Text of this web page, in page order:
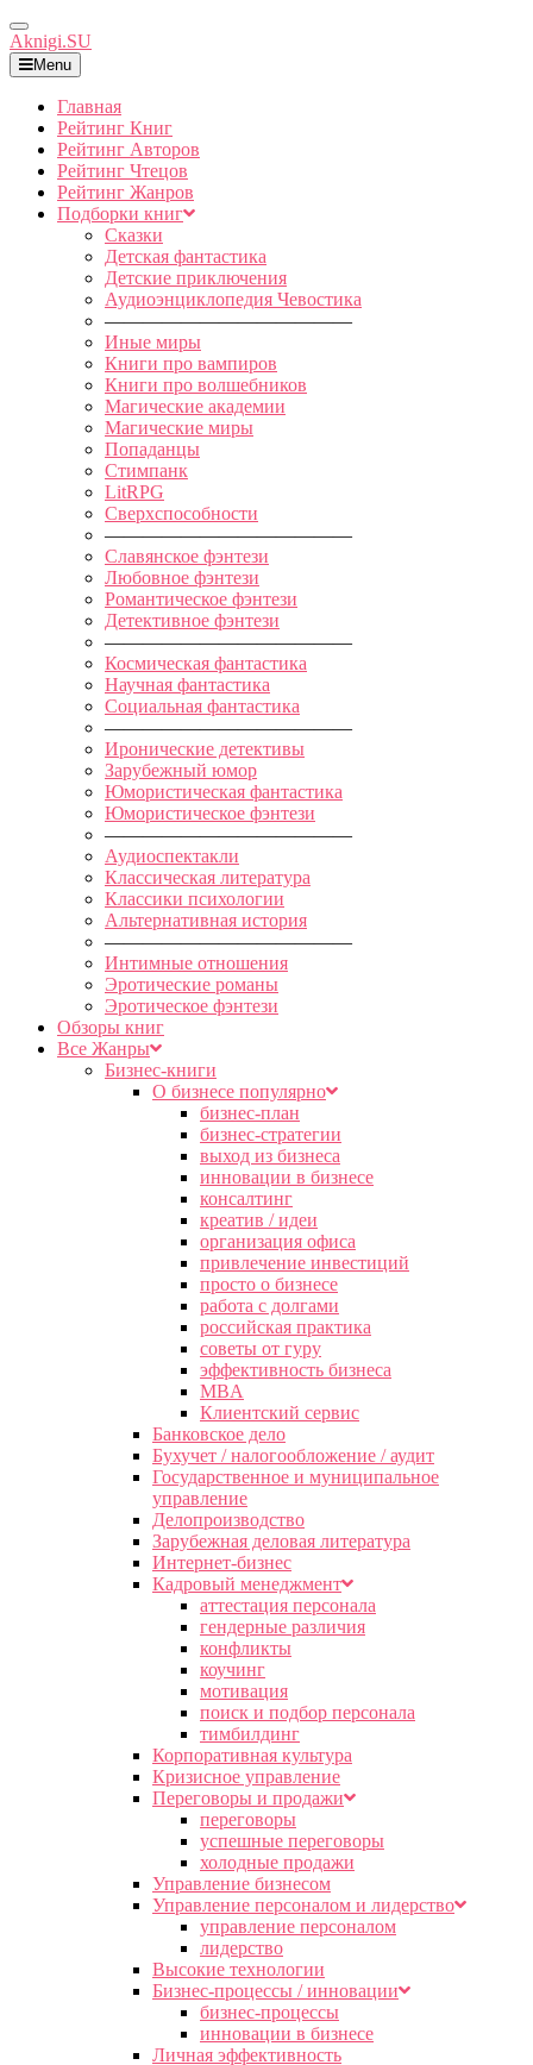
Toggle
Navigation
Aknigi.SU
Menu
Главная
Рейтинг Книг
Рейтинг Авторов
Рейтинг Чтецов
Рейтинг Жанров
Подборки книг
Сказки
Детская фантастика
Детские приключения
Аудиоэнциклопедия Чевостика
—————————————
Иные миры
Книги про вампиров
Книги про волшебников
Магические академии
Магические миры
Попаданцы
Стимпанк
LitRPG
Сверхспособности
—————————————
Славянское фэнтези
Любовное фэнтези
Романтическое фэнтези
Детективное фэнтези
—————————————
Космическая фантастика
Научная фантастика
Социальная фантастика
—————————————
Иронические детективы
Зарубежный юмор
Юмористическая фантастика
Юмористическое фэнтези
—————————————
Аудиоспектакли
Классическая литература
Классики психологии
Альтернативная история
—————————————
Интимные отношения
Эротические романы
Эротическое фэнтези
Обзоры книг
Все Жанры
Бизнес-книги
О бизнесе популярно
бизнес-план
бизнес-стратегии
выход из бизнеса
инновации в бизнесе
консалтинг
креатив / идеи
организация офиса
привлечение инвестиций
просто о бизнесе
работа с долгами
российская практика
советы от гуру
эффективность бизнеса
MBA
Клиентский сервис
Банковское дело
Бухучет / налогообложение / аудит
Государственное и муниципальное
управление
Делопроизводство
Зарубежная деловая литература
Интернет-бизнес
Кадровый менеджмент
аттестация персонала
гендерные различия
конфликты
коучинг
мотивация
поиск и подбор персонала
тимбилдинг
Корпоративная культура
Кризисное управление
Переговоры и продажи
переговоры
успешные переговоры
холодные продажи
Управление бизнесом
Управление персоналом и лидерство
управление персоналом
лидерство
Высокие технологии
Бизнес-процессы / инновации
бизнес-процессы
инновации в бизнесе
Личная эффективность